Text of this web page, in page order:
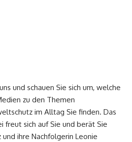
und schauen Sie sich um, welche
zu den Themen
im Alltag Sie finden. Das
freut sich auf Sie und berät Sie
ihre Nachfolgerin Leonie